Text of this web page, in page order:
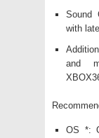
Sound
with
and
OS *: